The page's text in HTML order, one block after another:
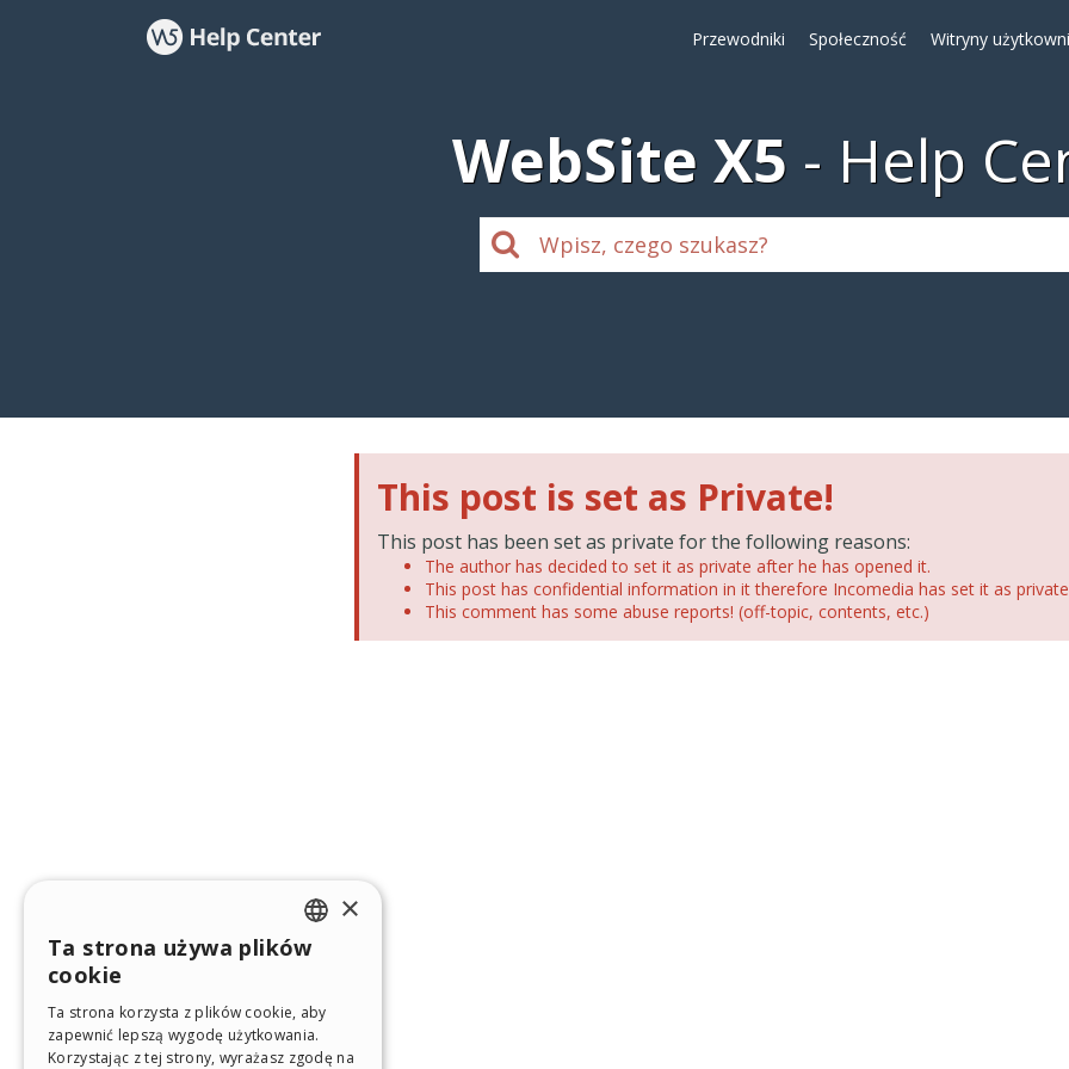
Przewodniki Społeczność Witryny
WebSite X5 Help
This post is set as Private!
This post has been set as private for the following reasons:
The author has decided to set it as private after he has opened it.
This post has confidential information in it therefore Incomedia has set it as
This comment has some abuse reports! (off-topic, contents, etc.)
ENGLISH
GERMAN
×
Ta strona używa plików
cookie
Ta strona korzysta z plików cookie, aby
zapewnić lepszą wygodę użytkowania.
Korzystając z tej strony, wyrażasz zgodę na